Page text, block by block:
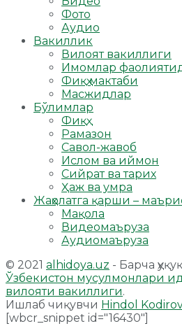
Фото
Аудио
Вакиллик
Вилоят вакиллиги
Имомлар
Фиқҳ мактаби
Масжидлар
Бўлимлар
Фиқҳ
Рамазон
Савол-жавоб
Ислом ва иймон
Сийрат ва тарих
Ҳаж ва умра
Жаҳолатга қарши –
Мақола
Видеомаъруза
Аудиомаъруза
© 2021 alhidoya.uz - Барча
Ўзбекистон мусулмонлари
вилояти вакиллиги.
Ишлаб чиқувчи Hindol Kodirov
[wbcr_snippet id="16430"]